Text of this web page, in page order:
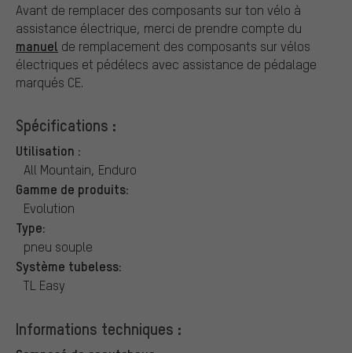
Avant de remplacer des composants sur ton vélo à
assistance électrique, merci de prendre compte du
manuel de remplacement des composants sur vélos
électriques et pédélecs avec assistance de pédalage
marqués CE.
Spécifications :
Utilisation :
All Mountain, Enduro
Gamme de produits:
Evolution
Type:
pneu souple
Système tubeless:
TL Easy
Informations techniques :